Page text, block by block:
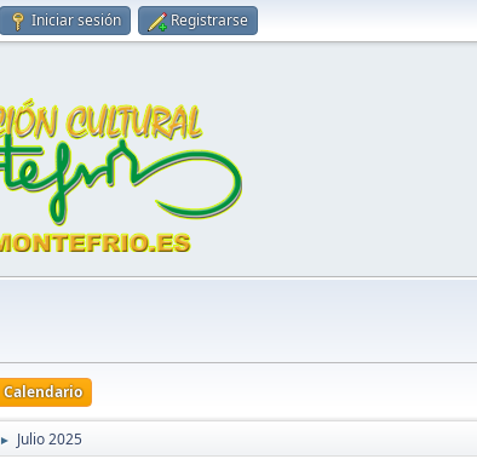
Iniciar sesión Registrarse
Calendario
► Julio 2025